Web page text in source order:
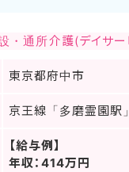
・通所介護(デイサー
東京都府中市
京王線「多磨霊園駅
【給与例】
年収：414万円